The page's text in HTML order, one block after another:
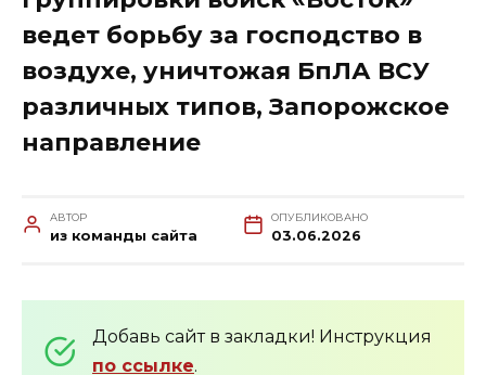
ведет борьбу за господство в
воздухе, уничтожая БпЛА ВСУ
различных типов, Запорожское
направление
АВТОР
из команды сайта
ОПУБЛИКОВАНО
03.06.2026
Добавь сайт в закладки! Инструкция
по ссылке.